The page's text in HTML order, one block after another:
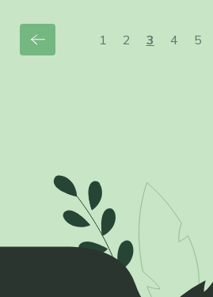
1 2 3 4 5